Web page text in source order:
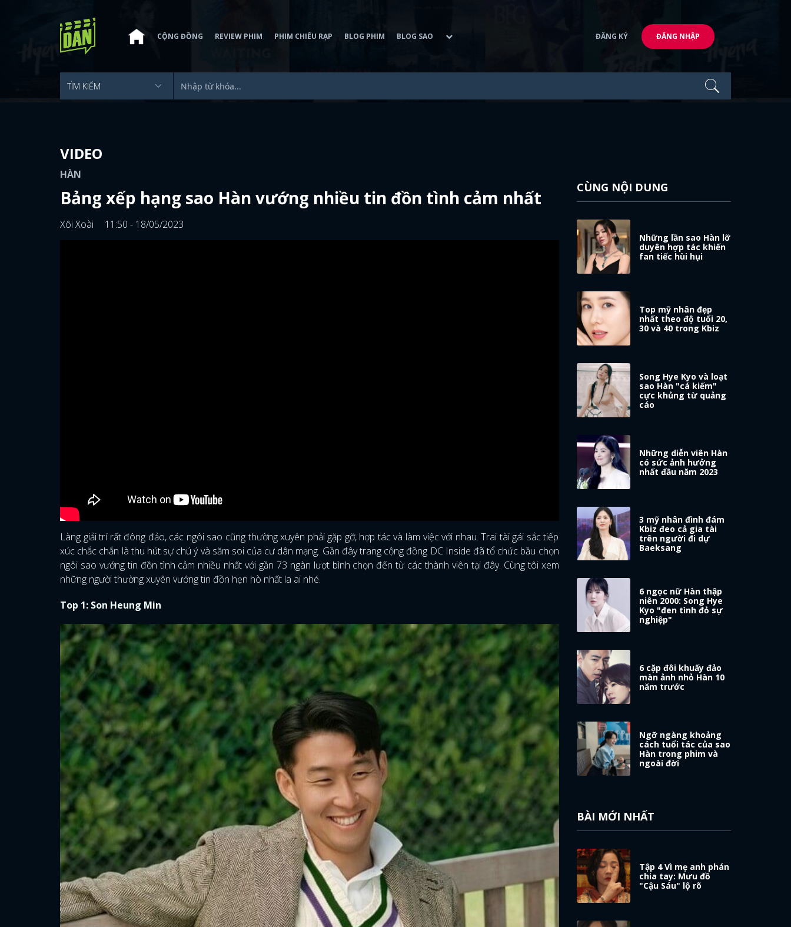
CỘNG ĐỒNG REVIEW PHIM PHIM CHIẾU RẠP BLOG PHIM BLOG SAO ĐĂNG KÝ ĐĂNG NHẬP
VIDEO
HÀN
Bảng xếp hạng sao Hàn vướng nhiều tin đồn tình cảm nhất
Xôi Xoài 11:50 - 18/05/2023
Làng giải trí rất đông đảo, các ngôi sao cũng thường xuyên phải gặp gỡ, hợp tác và làm việc với nhau. Trai tài gái sắc tiếp
xúc chắc chắn là thu hút sự chú ý và săm soi của cư dân mạng. Gần đây trang cộng đồng DC Inside đã tổ chức bầu chọn
ngôi sao vướng tin đồn tình cảm nhiều nhất với gần 73 ngàn lượt bình chọn đến từ các thành viên tại đây. Cùng tôi xem
những người thường xuyên vướng tin đồn hẹn hò nhất la ai nhé.
Top 1: Son Heung Min
CÙNG NỘI DUNG
Những lần sao Hàn lỡ
duyên hợp tác khiến
fan tiếc hùi hụi
Top mỹ nhân đẹp
nhất theo độ tuổi 20,
30 và 40 trong Kbiz
Song Hye Kyo và loạt
sao Hàn "cá kiếm"
cực khủng từ quảng
cáo
Những diễn viên Hàn
có sức ảnh hưởng
nhất đầu năm 2023
3 mỹ nhân đình đám
Kbiz đeo cả gia tài
trên người đi dự
Baeksang
6 ngọc nữ Hàn thập
niên 2000: Song Hye
Kyo "đen tình đỏ sự
nghiệp"
6 cặp đôi khuấy đảo
màn ảnh nhỏ Hàn 10
năm trước
Ngỡ ngàng khoảng
cách tuổi tác của sao
Hàn trong phim và
ngoài đời
BÀI MỚI NHẤT
Tập 4 Vì mẹ anh phán
chia tay: Mưu đồ
"Cậu Sáu" lộ rõ